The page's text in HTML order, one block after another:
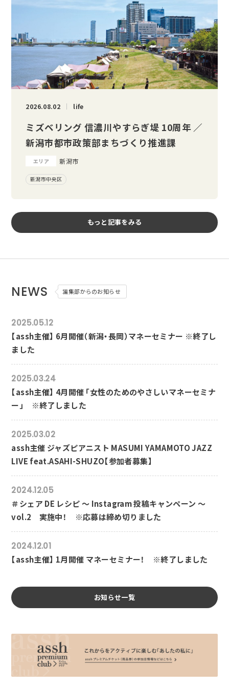
2026.08.02 life
ミズベリング 信濃川やすらぎ堤 10周年 ／
新潟市都市政策部まちづくり推進課
エリア 新潟市
新潟市中央区
もっと記事をみる
NEWS 編集部からのお知らせ
2025.05.12
【assh主催】 6月開催（新潟・長岡）マネーセミナー ※終了し
ました
2025.03.24
【assh主催】 4月開催 「女性のためのやさしいマネーセミナ
ー」 ※終了しました
2025.03.02
assh主催 ジャズピアニスト MASUMI YAMAMOTO JAZZ
LIVE feat.ASAHI-SHUZO【参加者募集】
2024.12.05
＃シェア DE レシピ ～ Instagram 投稿キャンペーン ～
vol.2 実施中！ ※応募は締め切りました
2024.12.01
【assh主催】 1月開催 マネーセミナー！ ※終了しました
お知らせ一覧